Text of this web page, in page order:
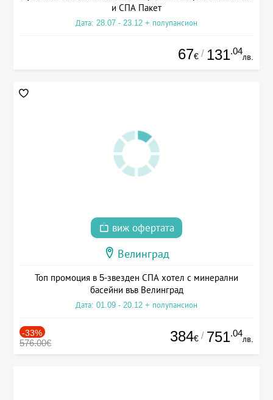
и СПА Пакет
Дата: 28.07 - 23.12 + полупансион
67€ / 131.04
лв.
виж офертата
Велинград
Топ промоция в 5-звезден СПА хотел с минерални
басейни във Велинград
Дата: 01.09 - 20.12 + полупансион
-33%
576.00€ 384€ / 751.04
лв.